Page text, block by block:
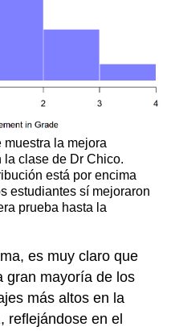
muestra la mejora
la clase de Dr Chico.
está por encima
estudiantes sí mejoraron
prueba hasta la
es muy claro que
gran mayoría de los
más altos en la
reflejándose en el